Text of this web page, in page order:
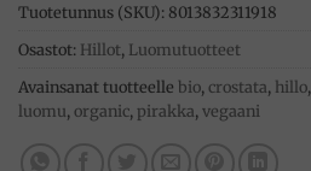
Tuotetunnus (SKU): 8013832311918
Osastot: Hillot, Luomutuotteet
Avainsanat tuotteelle bio, crostata, hillo,
luomu, organic, pirakka, vegaani